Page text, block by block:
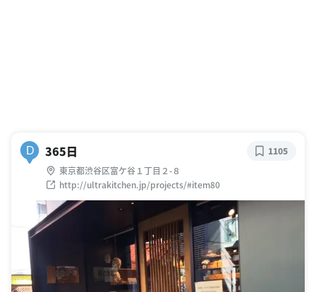
D 365日
東京都渋谷区富ケ谷１丁目２-８
http://ultrakitchen.jp/projects/#item80
1105